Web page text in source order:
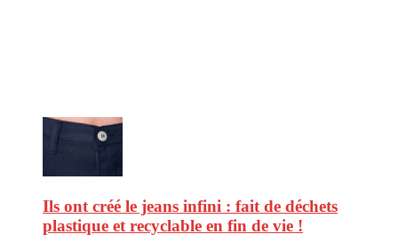
Ils ont créé le jeans infini : fait de déchets
plastique et recyclable en fin de vie !